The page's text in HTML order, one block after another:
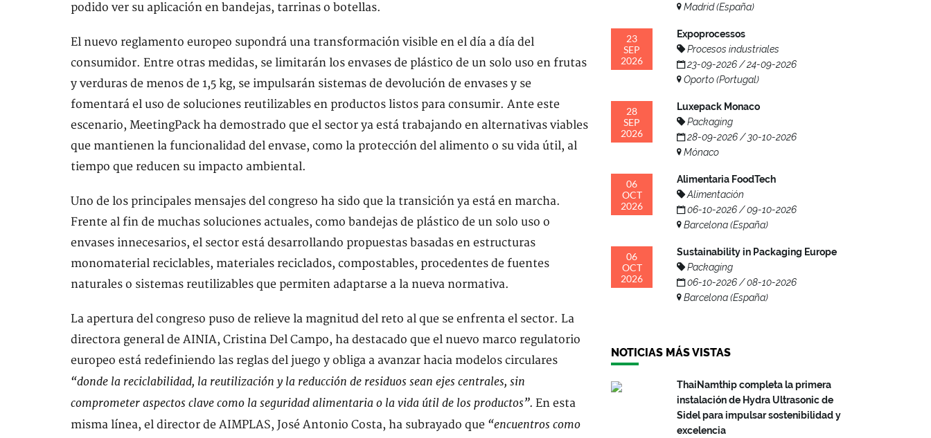
podido ver su aplicación en bandejas, tarrinas o botellas.
El nuevo reglamento europeo supondrá una transformación visible en el día a día del
consumidor. Entre otras medidas, se limitarán los envases de plástico de un solo uso en frutas
y verduras de menos de 1,5 kg, se impulsarán sistemas de devolución de envases y se
fomentará el uso de soluciones reutilizables en productos listos para consumir. Ante este
escenario, MeetingPack ha demostrado que el sector ya está trabajando en alternativas viables
que mantienen la funcionalidad del envase, como la protección del alimento o su vida útil, al
tiempo que reducen su impacto ambiental.
Uno de los principales mensajes del congreso ha sido que la transición ya está en marcha.
Frente al fin de muchas soluciones actuales, como bandejas de plástico de un solo uso o
envases innecesarios, el sector está desarrollando propuestas basadas en estructuras
monomaterial reciclables, materiales reciclados, compostables, procedentes de fuentes
naturales o sistemas reutilizables que permiten adaptarse a la nueva normativa.
La apertura del congreso puso de relieve la magnitud del reto al que se enfrenta el sector. La
directora general de AINIA, Cristina Del Campo, ha destacado que el nuevo marco regulatorio
europeo está redefiniendo las reglas del juego y obliga a avanzar hacia modelos circulares
“donde la reciclabilidad, la reutilización y la reducción de residuos sean ejes centrales, sin
comprometer aspectos clave como la seguridad alimentaria o la vida útil de los productos”. En esta
misma línea, el director de AIMPLAS, José Antonio Costa, ha subrayado que “encuentros como
Madrid (España)
23
SEP
2026
Expoprocessos
Procesos industriales
23-09-2026 / 24-09-2026
Oporto (Portugal)
28
SEP
2026
Luxepack Monaco
Packaging
28-09-2026 / 30-10-2026
Mónaco
06
OCT
2026
Alimentaria FoodTech
Alimentación
06-10-2026 / 09-10-2026
Barcelona (España)
06
OCT
2026
Sustainability in Packaging Europe
Packaging
06-10-2026 / 08-10-2026
Barcelona (España)
NOTICIAS MÁS VISTAS
ThaiNamthip completa la primera
instalación de Hydra Ultrasonic de
Sidel para impulsar sostenibilidad y
excelencia